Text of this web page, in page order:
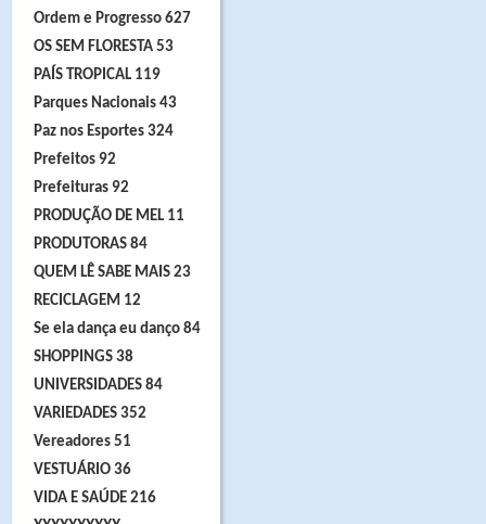
Ordem e Progresso 627
OS SEM FLORESTA 53
PAÍS TROPICAL 119
Parques Nacionais 43
Paz nos Esportes 324
Prefeitos 92
Prefeituras 92
PRODUÇÃO DE MEL 11
PRODUTORAS 84
QUEM LÊ SABE MAIS 23
RECICLAGEM 12
Se ela dança eu danço 84
SHOPPINGS 38
UNIVERSIDADES 84
VARIEDADES 352
Vereadores 51
VESTUÁRIO 36
VIDA E SAÚDE 216